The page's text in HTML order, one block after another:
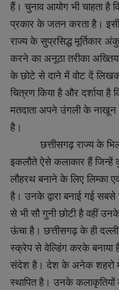
हैं। चुनाव आयोग भी चाहता है
प्रकार के जतन करता है।
राज्य के सुप्रसिद्ध मूर्तिकार
करने का अनूठा तरीका
के छोटे से दाने में वोट दें
चित्रण किया है और दर्शाया है
मतदाता अपने उंगली के नाखून
है।
छत्तीसगढ़ राज्य के
इकलौते ऐसे कलाकार हैं जिन्हें
लौहरथ बनाने के लिए लिम्का
है। उनके द्वारा बनाई गई
से भी सौ गुनी छोटी है वहीं उनके
ऊंचा है। छत्तीसगढ़ के ही
स्क्रेप से वेल्डिंग करके बनाया
संदेश है। देश के अनेक शहरो में
स्थापित है। उनके कलाकृतियों